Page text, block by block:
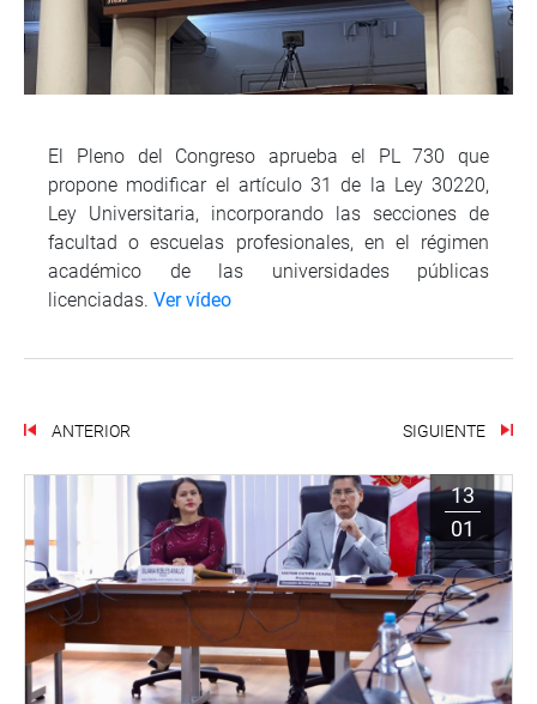
El Pleno del Congreso aprueba el PL 730 que
propone modificar el artículo 31 de la Ley 30220,
Ley Universitaria, incorporando las secciones de
facultad o escuelas profesionales, en el régimen
académico de las universidades públicas
licenciadas. Ver vídeo
ANTERIOR SIGUIENTE
13
01